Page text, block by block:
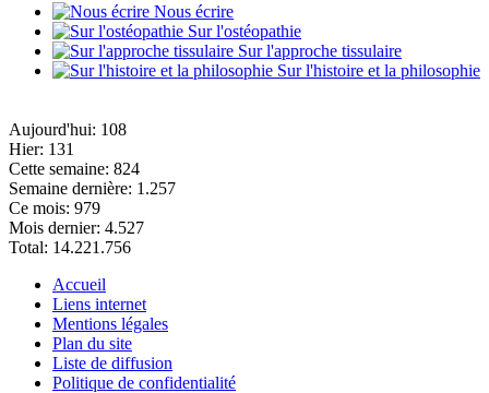
Nous écrire
Sur l'ostéopathie
Sur l'approche tissulaire
Sur l'histoire et la philosophie
Aujourd'hui: 108
Hier: 131
Cette semaine: 824
Semaine dernière: 1.257
Ce mois: 979
Mois dernier: 4.527
Total: 14.221.756
Accueil
Liens internet
Mentions légales
Plan du site
Liste de diffusion
Politique de confidentialité